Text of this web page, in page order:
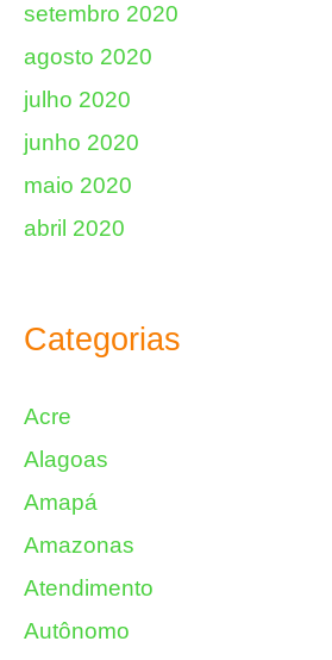
setembro 2020
agosto 2020
julho 2020
junho 2020
maio 2020
abril 2020
Categorias
Acre
Alagoas
Amapá
Amazonas
Atendimento
Autônomo